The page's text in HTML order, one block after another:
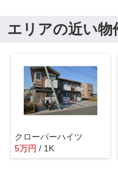
エリアの近い物
クローバーハイツ
5万円 / 1K